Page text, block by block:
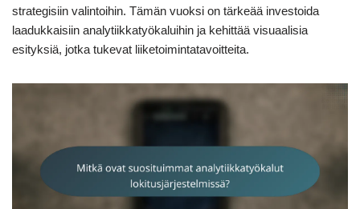
strategisiin valintoihin. Tämän vuoksi on tärkeää investoida
laadukkaisiin analytiikkatyökaluihin ja kehittää visuaalisia
esityksiä, jotka tukevat liiketoimintatavoitteita.